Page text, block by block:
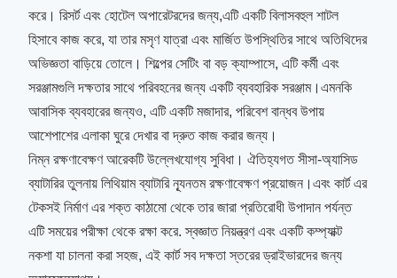
করে। রিসর্ট এবং হোটেল অপারেটরদের জন্য,এটি একটি বিলাসবহুল শাটল
হিসাবে কাজ করে, যা তার মসৃণ যাত্রা এবং মার্জিত উপস্থিতির সাথে অতিথিদের
অভিজ্ঞতা বাড়িয়ে তোলে। শিল্পের সেটিং বা বড় ক্যাম্পাসে, এটি কর্মী এবং
সরঞ্জামগুলি দক্ষতার সাথে পরিবহনের জন্য একটি ব্যবহারিক সরঞ্জাম।এমনকি
আবাসিক ব্যবহারের জন্যও, এটি একটি মজাদার, পরিবেশ বান্ধব উপায়
আশেপাশের এলাকা ঘুরে দেখার বা দ্রুত কাজ করার জন্য।
নিম্ন রক্ষণাবেক্ষণ আরেকটি উল্লেখযোগ্য সুবিধা। ঐতিহ্যগত সীসা-অ্যাসিড
ব্যাটারির তুলনায় লিথিয়াম ব্যাটারি ন্যূনতম রক্ষণাবেক্ষণ প্রয়োজন।এবং কার্ট এর
টেকসই নির্মাণ এর শক্ত কাঠামো থেকে তার জারা প্রতিরোধী উপাদান পর্যন্ত
এটি সময়ের পরীক্ষা থেকে রক্ষা করে. স্বজ্ঞাত নিয়ন্ত্রণ এবং একটি কম্প্যাক্ট
নকশা যা চালনা করা সহজ, এই কার্ট সব দক্ষতা স্তরের ড্রাইভারদের জন্য